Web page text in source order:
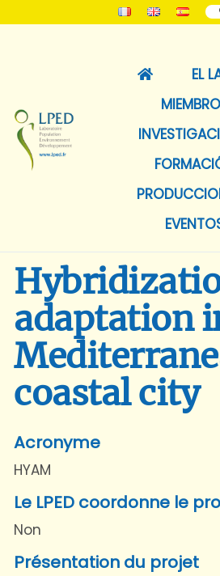
EL
adaptation
coastal city
Acronyme
HYAM
Le LPED coordonne le
Non
Présentation du projet